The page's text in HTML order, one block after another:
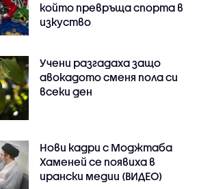
който превръща спорта в
изкуство
Учени разгадаха защо
авокадото сменя пола си
всеки ден
Нови кадри с Моджтаба
Хаменей се появиха в
ирански медии (ВИДЕО)